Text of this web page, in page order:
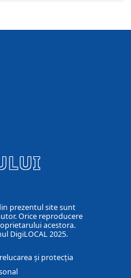
prezentul site sunt
Orice reproducere
acestora.
DigiLOCAL 2025.
și protecția